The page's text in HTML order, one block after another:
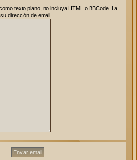
texto plano, no incluya HTML o BBCode. La
dirección de email.